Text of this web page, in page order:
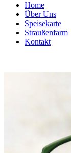
Home
Über Uns
Speisekarte
Straußenfarm
Kontakt